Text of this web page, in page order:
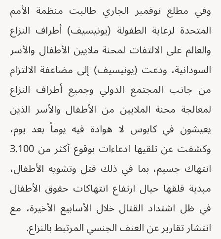
وفي مطلع نوفمبر الجاري طالبت منظمة الأمم
المتحدة لرعاية الطفولة (يونيسيف) أطراف النزاع
والعالم على الالتفات لمحنة ملايين الأطفال والأسر
السودانية، ودعت (يونيسيف) إلى مضاعفة الالتزام
من جانب المجتمع الدولي وجميع أطراف النزاع
لمعالجة محنة الملايين من الأطفال والأسر الذين
يعيشون في كابوس لا هوادة فيه يوماً بعد يوم،
وكشفت عن تلقيها ادعاءات بوقوع أكثر من 3.100
انتهاك جسيم، بما في ذلك قتل وتشويه الأطفال،
مبدية قلقها حيال ارتفاع انتهاكات حقوق الأطفال
في ظل اشتداد القتال خلال الأسابيع الأخيرة، مع
انتشار تقارير عن العنف الجنسي المرتبط بالنزاع.